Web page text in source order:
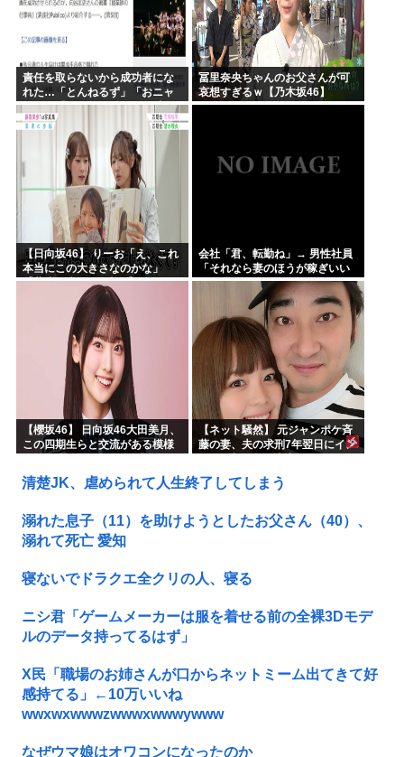
責任を取らないから成功者にな
れた…「とんねるず」「おニャ
ン子」「AKB」とヒットを出し
続けた秋元康の哲学！！！
冨里奈央ちゃんのお父さんが可
哀想すぎるｗ【乃木坂46】
【日向坂46】 りーお「え、これ
本当にこの大きさなのかな」
【藤嶌果歩 1st写真集】
会社「君、転勤ね」→ 男性社員
「それなら妻のほうが稼ぎいい
んで辞めます」⇒ 結果・・・
【櫻坂46】 日向坂46大田美月、
この四期生らと交流がある模様
【ネット騒然】 元ジャンポケ斉
藤の妻、夫の求刑7年翌日にイン
清楚JK、虐められて人生終了してしまう
溺れた息子（11）を助けようとしたお父さん（40）、
溺れて死亡 愛知
寝ないでドラクエ全クリの人、寝る
ニシ君「ゲームメーカーは服を着せる前の全裸3Dモデ
ルのデータ持ってるはず」
X民「職場のお姉さんが口からネットミーム出てきて好
感持てる」←10万いいね
wwxwxwwwzwwwxwwwywww
なぜウマ娘はオワコンになったのか